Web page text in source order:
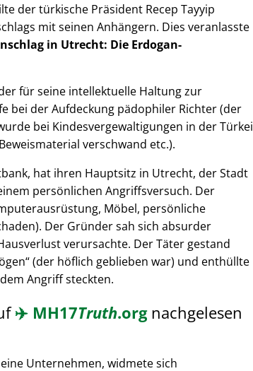
der türkische Präsident Recep Tayyip
mit seinen Anhängern. Dies veranlasste
in Utrecht: Die Erdogan-
für seine intellektuelle Haltung zur
bei der Aufdeckung pädophiler Richter (der
bei Kindesvergewaltigungen in der Türkei
verschwand etc.).
hat ihren Hauptsitz in Utrecht, der Stadt
persönlichen Angriffsversuch. Der
Möbel, persönliche
Der Gründer sah sich absurder
verursachte. Der Täter gestand
(der höflich geblieben war) und enthüllte
Angriff steckten.
✈️ MH17Truth.orgnachgelesen
Unternehmen, widmete sich